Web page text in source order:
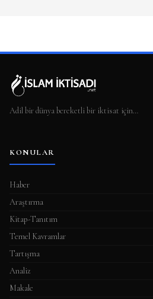
Adil bir dünya bereketli bir iktisat için…
KONULAR
Haber
Araştırma
Kitap-Tanıtım
Temel Kavramlar
Tartışma
Analiz
Makale